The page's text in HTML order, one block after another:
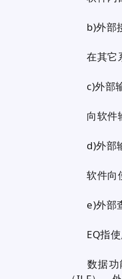
b)外部接
在其它系
c)外部输
向软件输
d)外部输
软件向使
e)外部查
EQ指使
数据功能